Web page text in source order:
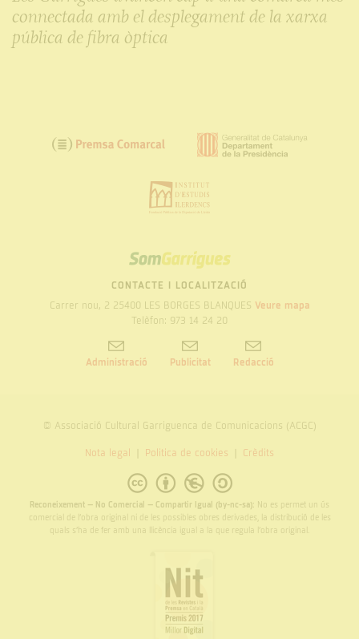
connectada amb el desplegament de la xarxa
pública de fibra òptica
SOM
GARRIGUES
CONTACTE I LOCALITZACIÓ
Carrer nou, 2 25400 LES BORGES BLANQUES Veure mapa
Telèfon: 973 14 24 20
Administració Publicitat Redacció
© Associació Cultural Garriguenca de Comunicacions (ACGC)
Nota legal Politica de cookies Crèdits
Reconeixement – No Comercial – Compartir Igual (by-nc-sa): No es permet un ús
comercial de l’obra original ni de les possibles obres derivades, la distribució de les
quals s’ha de fer amb una llicència igual a la que regula l’obra original.